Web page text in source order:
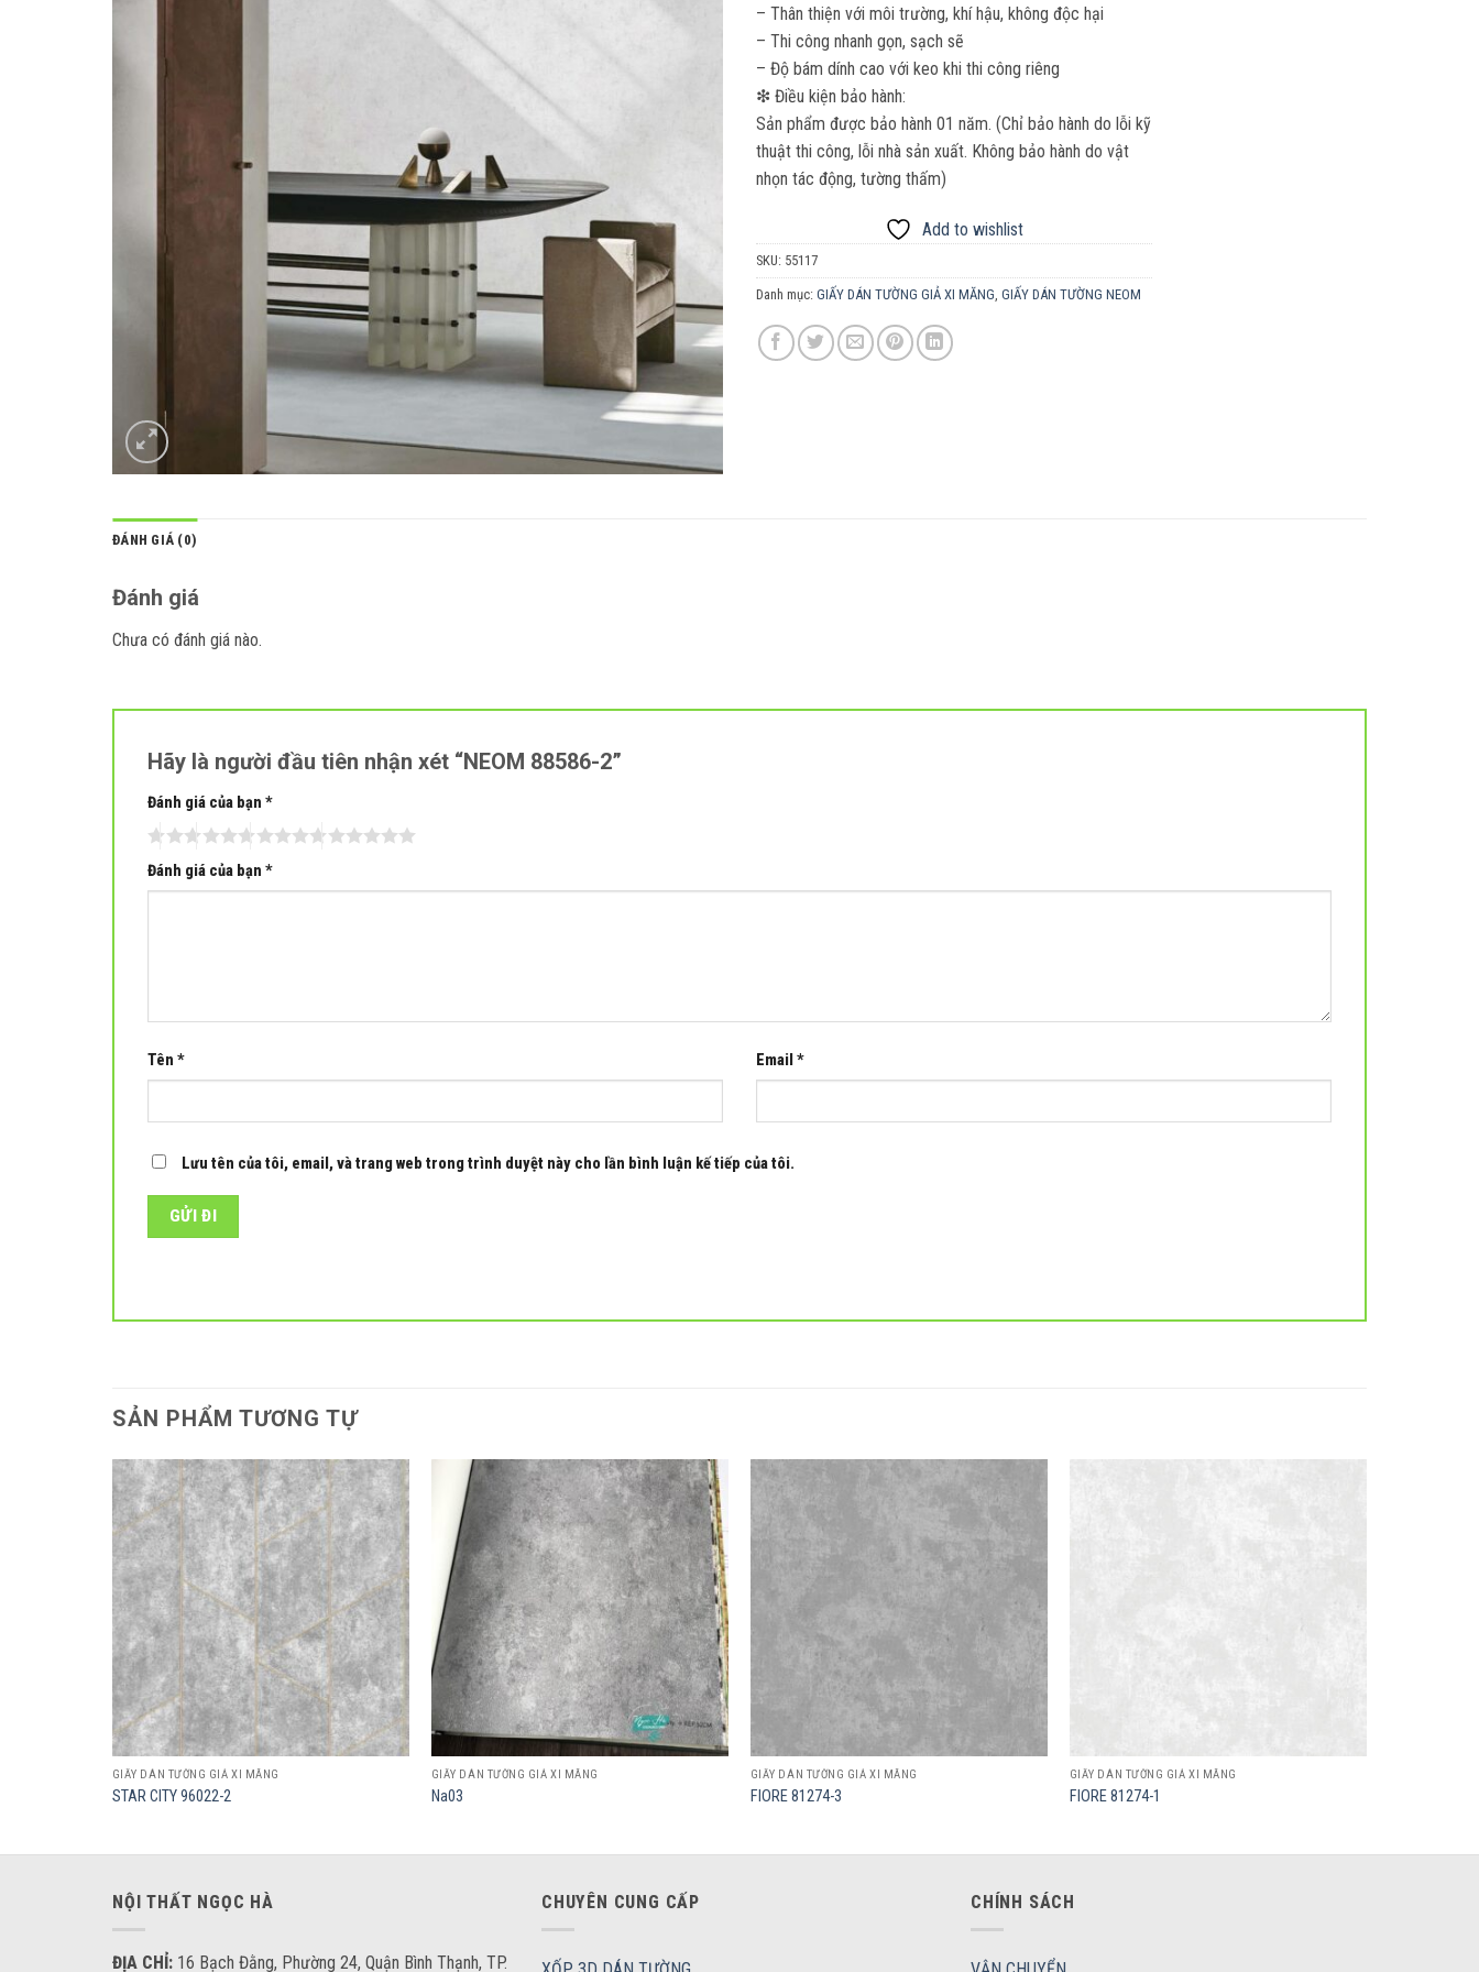
– Thân thiện với môi trường, khí hậu, không độc hại
– Thi công nhanh gọn, sạch sẽ
– Độ bám dính cao với keo khi thi công riêng
❇ Điều kiện bảo hành:
Sản phẩm được bảo hành 01 năm. (Chỉ bảo hành do lỗi kỹ
thuật thi công, lỗi nhà sản xuất. Không bảo hành do vật
nhọn tác động, tường thấm)
Add to wishlist
SKU: 55117
Danh mục: GIẤY DÁN TƯỜNG GIẢ XI MĂNG GIẤY DÁN TƯỜNG NEOM
ĐÁNH GIÁ (0)
Đánh giá
Chưa có đánh giá nào.
Hãy là người đầu tiên nhận xét “NEOM 88586-2”
Đánh giá của bạn *
Đánh giá của bạn *
Tên * Email *
Lưu tên của tôi, email, và trang web trong trình duyệt này cho lần bình luận kế tiếp của tôi.
SẢN PHẨM TƯƠNG TỰ
Add to
wishlist
GIẤY DÁN TƯỜNG GIẢ XI MĂNG
STAR CITY 96022-2
Add to
wishlist
GIẤY DÁN TƯỜNG GIẢ XI MĂNG
Na03
wishlist
GIẤY DÁN TƯỜNG GIẢ XI MĂNG
FIORE 81274-3
GIẤY DÁN TƯỜNG GIẢ XI MĂNG
FIORE 81274-1
NỘI THẤT NGỌC HÀ
ĐỊA CHỈ: 16 Bạch Đằng, Phường 24, Quận Bình Thạnh, TP.
CHUYÊN CUNG CẤP CHÍNH SÁCH